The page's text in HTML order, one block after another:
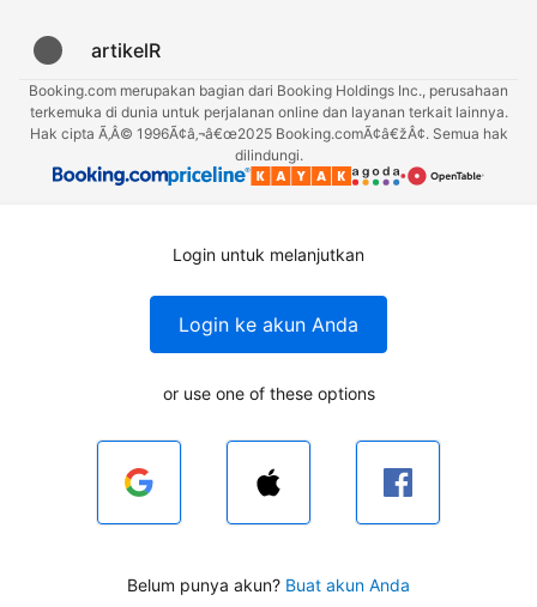
artikelR
Booking.com merupakan bagian dari Booking Holdings Inc., perusahaan
terkemuka di dunia untuk perjalanan online dan layanan terkait lainnya.
Hak cipta Ã‚Â© 1996Ã¢â‚¬â€œ2025 Booking.comÃ¢â€žÂ¢. Semua hak
dilindungi.
Login untuk melanjutkan
Login ke akun Anda
or use one of these options
Belum punya akun? Buat akun Anda